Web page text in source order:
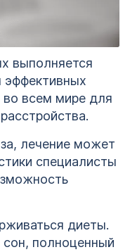
выполняется
эффективных
всем мире для
лечение может
специалисты
диеты.
полноценный